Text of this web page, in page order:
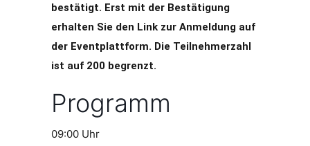
bestätigt. Erst mit der Bestätigung
erhalten Sie den Link zur Anmeldung auf
der Eventplattform. Die Teilnehmerzahl
ist auf 200 begrenzt.
Programm
09:00 Uhr